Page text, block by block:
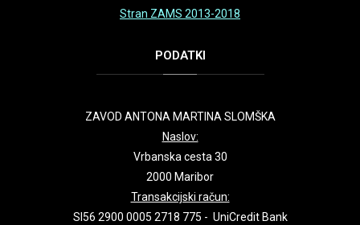
Stran ZAMS 2013-2018
PODATKI
ZAVOD ANTONA MARTINA SLOMŠKA
Naslov:
Vrbanska cesta 30
2000 Maribor
Transakcijski račun:
SI56 2900 0005 2718 775 - UniCredit Bank